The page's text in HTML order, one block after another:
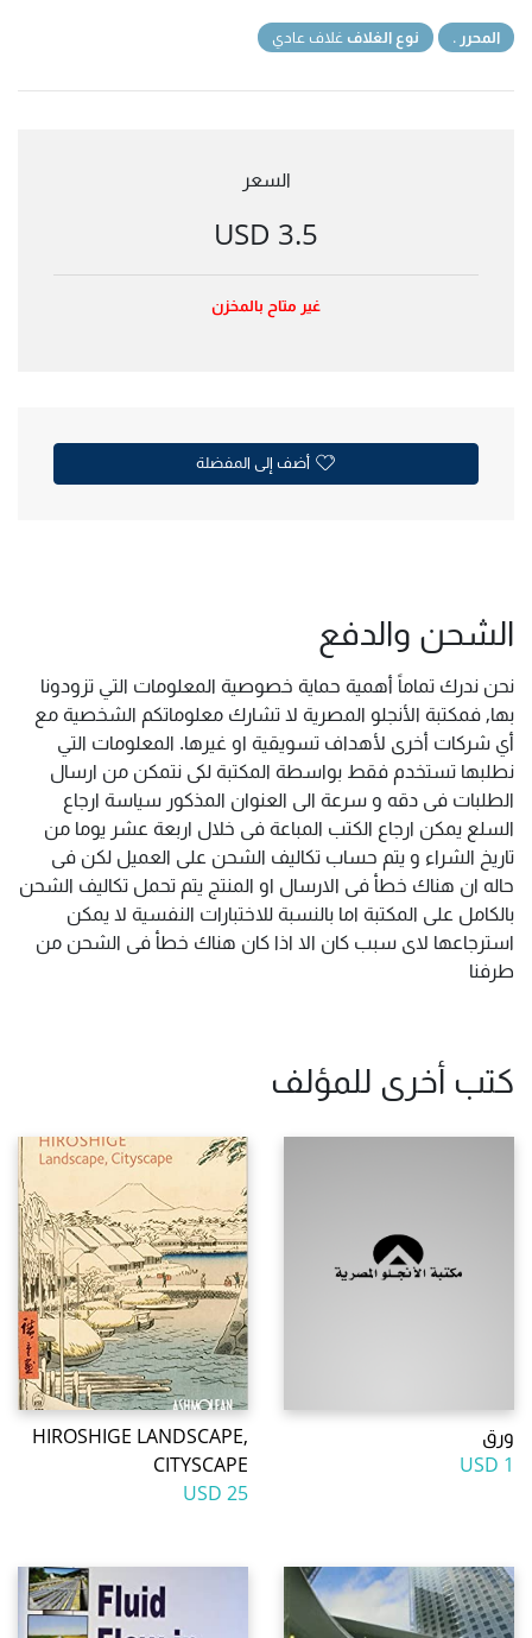
المحرر . نوع الغلاف غلاف عادي
السعر
3.5 USD
غير متاح بالمخزن
أضف إلى المفضلة
الشحن والدفع
نحن ندرك تماماً أهمية حماية خصوصية المعلومات التي تزودونا
بها, فمكتبة الأنجلو المصرية لا تشارك معلوماتكم الشخصية مع
أي شركات أخرى لأهداف تسويقية او غيرها. المعلومات التي
نطلبها تستخدم فقط بواسطة المكتبة لكى نتمكن من ارسال
الطلبات فى دقه و سرعة الى العنوان المذكور سياسة ارجاع
السلع يمكن ارجاع الكتب المباعة فى خلال اربعة عشر يوما من
تاريخ الشراء و يتم حساب تكاليف الشحن على العميل لكن فى
حاله ان هناك خطأ فى الارسال او المنتج يتم تحمل تكاليف الشحن
بالكامل على المكتبة اما بالنسبة للاختبارات النفسية لا يمكن
استرجاعها لاى سبب كان الا اذا كان هناك خطأ فى الشحن من
طرفنا
كتب أخرى للمؤلف
ورق
1 USD
HIROSHIGE LANDSCAPE,
CITYSCAPE
25 USD